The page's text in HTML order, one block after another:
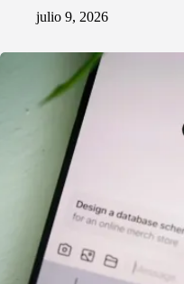
julio 9, 2026